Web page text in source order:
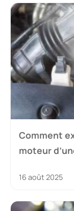
Comment
moteur
16 août 2025